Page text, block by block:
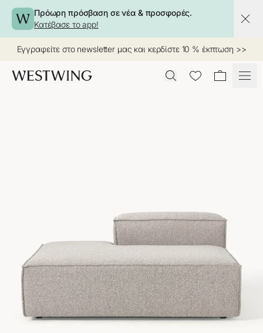
Πρόωρη πρόσβαση σε νέα & προσφορές.
Κατέβασε το app!
Εγγραφείτε στο newsletter μας και κερδίστε 10 % έκπτωση >>